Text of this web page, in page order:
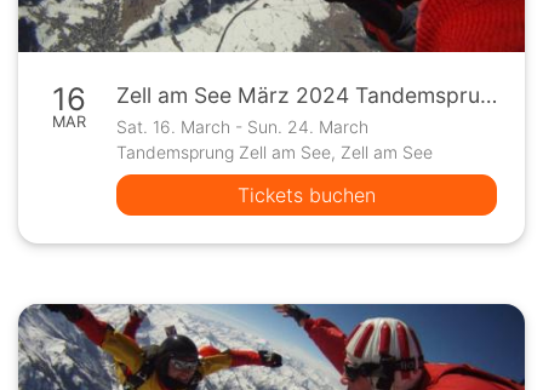
16
MAR
Zell am See März 2024 Tandemsprung Fallschirmspringen
Sat. 16. March - Sun. 24. March
Tandemsprung Zell am See, Zell am See
Tickets buchen